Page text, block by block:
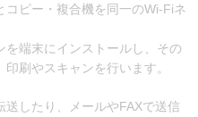
ピー・複合機を同一のWi-Fiネ
端末にインストールし、その
刷やスキャンを行います。
したり、メールやFAXで送信